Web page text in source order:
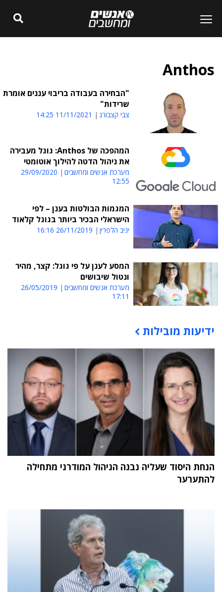
Anthos
"הבחירה בעבודה בריבוי עננים אומרת
שרידות"
צבי קצבורג 11/11/2021 14:25
המהפכה של Anthos: גוגל מעבירה
את ניהול הדטה להילוך אוטומטי
מערכת אנשים ומחשבים
29/09/2020
12:55
המגמות הבולטות בענן – לפי
הישראלי הבכיר ביותר בגוגל קלאוד
יניב הלפרין 26/11/2019 16:16
המסע לענן על פי גוגל: קצר, מהיר
ונטול שיבושים
מערכת אנשים ומחשבים
26/05/2019
17:11
תוכן פרסומי
ידיעות מובילות
הנחת היסוד שעליה נבנה הניהול המודרני מתחילה
להתערער